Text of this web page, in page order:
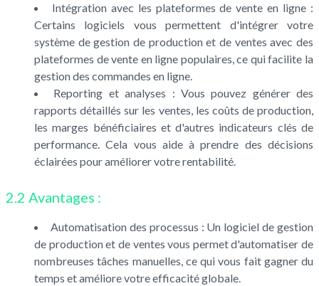
Intégration avec les plateformes de vente en ligne :
Certains logiciels vous permettent d'intégrer votre
système de gestion de production et de ventes avec des
plateformes de vente en ligne populaires, ce qui facilite la
gestion des commandes en ligne.
Reporting et analyses : Vous pouvez générer des
rapports détaillés sur les ventes, les coûts de production,
les marges bénéficiaires et d'autres indicateurs clés de
performance. Cela vous aide à prendre des décisions
éclairées pour améliorer votre rentabilité.
2.2 Avantages :
Automatisation des processus : Un logiciel de gestion
de production et de ventes vous permet d'automatiser de
nombreuses tâches manuelles, ce qui vous fait gagner du
temps et améliore votre efficacité globale.